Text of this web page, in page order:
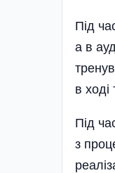
Під
а в
в ході
Під
з